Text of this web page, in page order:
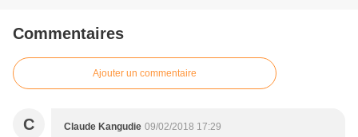
Commentaires
Ajouter un commentaire
C Claude Kangudie 09/02/2018 17:29